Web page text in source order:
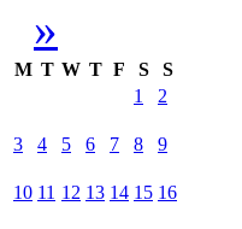
»
M T W T F S
S
1
2
3 4 5 6 7 8 9
10 11 12 13 14 15 16